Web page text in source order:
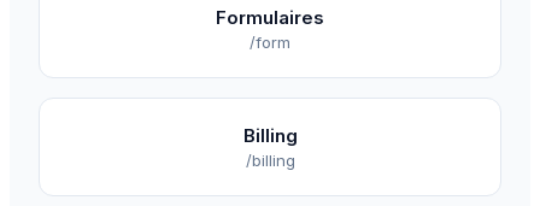
Formulaires
/form
Billing
/billing